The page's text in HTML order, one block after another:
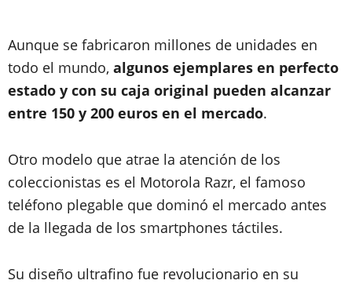
Aunque se fabricaron millones de unidades en
todo el mundo, algunos ejemplares en perfecto
estado y con su caja original pueden alcanzar
entre 150 y 200 euros en el mercado.
Otro modelo que atrae la atención de los
coleccionistas es el Motorola Razr, el famoso
teléfono plegable que dominó el mercado antes
de la llegada de los smartphones táctiles.
Su diseño ultrafino fue revolucionario en su